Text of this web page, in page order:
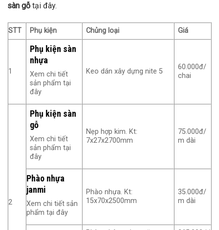
sàn gỗ tại đây.
STT Phụ kiện Chủng loại Giá
1
Phụ kiện sàn
nhựa
Xem chi tiết
sản phẩm tại
đây
Keo dán xây dựng nite 5
60.000đ/
chai
2
Phụ kiện sàn
gỗ
Xem chi tiết
sản phẩm tại
đây
Nẹp hợp kim. Kt:
7x27x2700mm
75.000đ/
m dài
Phào nhựa
janmi
Xem chi tiết sản
phẩm tại đây
Phào nhựa. Kt:
15x70x2500mm
35.000đ/
m dài